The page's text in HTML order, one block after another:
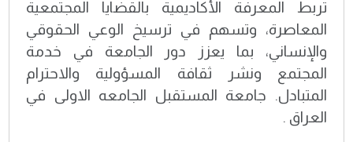
تربط المعرفة الأكاديمية بالقضايا المجتمعية
المعاصرة، وتسهم في ترسيخ الوعي الحقوقي
والإنساني، بما يعزز دور الجامعة في خدمة
المجتمع ونشر ثقافة المسؤولية والاحترام
المتبادل. جامعة المستقبل الجامعه الاولى في
العراق .